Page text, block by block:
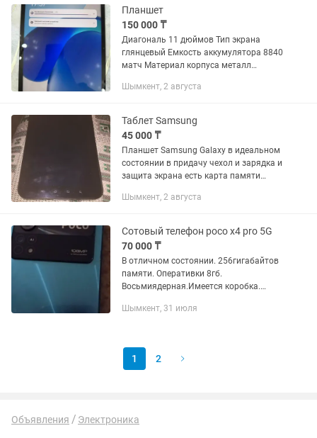
Планшет
150 000 ₸
Диагональ 11 дюймов Тип экрана
глянцевый Емкость аккумулятора 8840
матч Материал корпуса металл
следам наклеек) Экран не меняли, где
Шымкент, 2 августа
Таблет Samsung
45 000 ₸
Планшет Samsung Galaxy в идеальном
состоянии в придачу чехол и зарядка и
защита экрана есть карта памяти
Шымкент, 2 августа
Сотовый телефон poco x4 pro 5G
70 000 ₸
В отличном состоянии. 256гигабайтов
памяти. Оперативки 8гб.
Восьмиядерная.Имеется коробка.
Шымкент, 31 июля
1 2
Объявления Электроника